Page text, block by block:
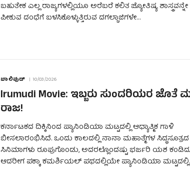
ಬಹುತೇಕ ಎಲ್ಲ ರಾಜ್ಯಗಳಲ್ಲಿಯೂ ಅರೆಬರೆ ಕಲಿತ ಜ್ಯೋತಿಷ್ಯ ಶಾಸ್ತ್ರವನ್ನೇ
ಪೀಕುವ ದಂಧೆಗೆ ಬಳಸಿಕೊಳ್ಳುತ್ತಿರುವ ದಗಲ್ಬಾಜಿಗಳೇ…
ಬಾಲಿವುಡ್ 10/03/2026
Irumudi Movie: ಇಬ್ಬರು ಸುಂದರಿಯರ ಜೊತೆ
ರಾಜ!
ಕರ್ನಾಟಕದ ದಿಕ್ಕಿನಿಂದ ಪ್ಯಾನಿಂಡಿಯಾ ಮಟ್ಟದಲ್ಲಿ ಆಧ್ಯಾತ್ಮಿಕ ಗಾಳಿ
ಬೀಸಲಾರಂಭಿಸಿದೆ. ಒಂದು ಕಾಲದಲ್ಲಿ ನಾನಾ ಮಹಾತ್ಮೆಗಳ
ಸಿನಿಮಾಗಳು ರೂಪುಗೊಂಡು, ಅದರಲ್ಲೊಂದಷ್ಟು ಭರ್ಜರಿ ಯಶ
ಆದರೀಗ ಪಕ್ಕಾ ಕಮರ್ಶಿಯಲ್ ಪಥದಲ್ಲಿಯೇ ಪ್ಯಾನಿಂಡಿಯಾ